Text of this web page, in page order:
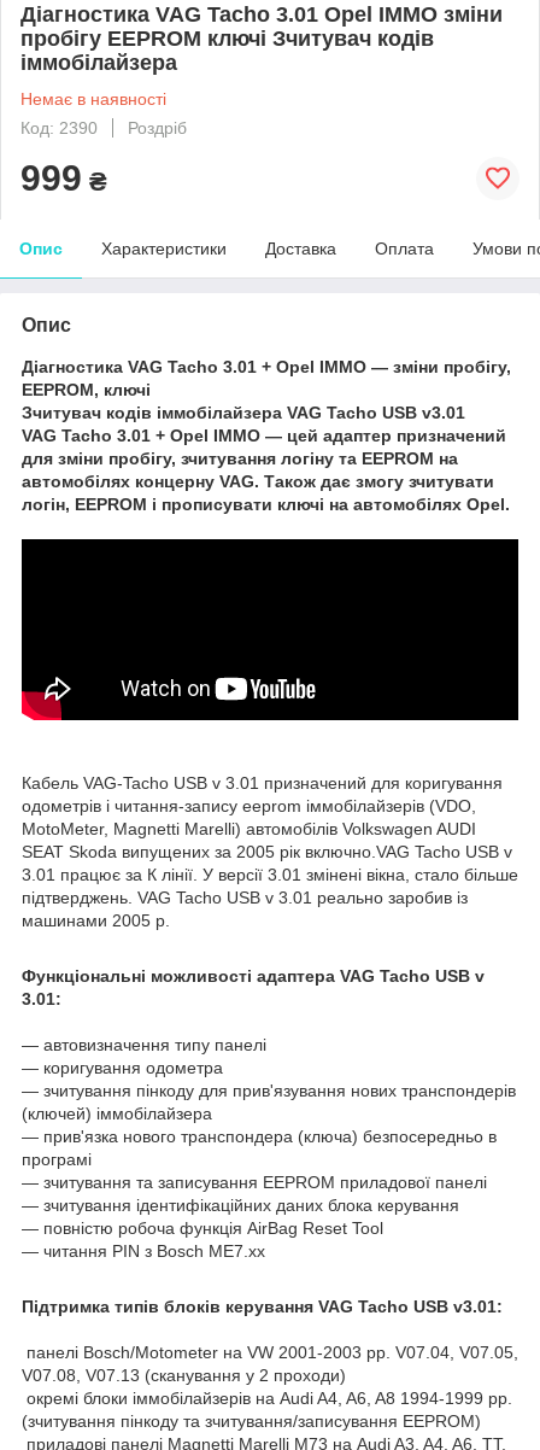
Діагностика VAG Tacho 3.01 Opel IMMO зміни
пробігу EEPROM ключі Зчитувач кодів
іммобілайзера
Немає в наявності
Код: 2390
Роздріб
999 ₴
Опис Характеристики Доставка Оплата Умови
Опис
Діагностика VAG Tacho 3.01 + Opel IMMO — зміни пробігу,
EEPROM, ключі
Зчитувач кодів іммобілайзера VAG Tacho USB v3.01
VAG Tacho 3.01 + Opel IMMO — цей адаптер призначений
для зміни пробігу, зчитування логіну та EEPROM на
автомобілях концерну VAG. Також дає змогу зчитувати
логін, EEPROM і прописувати ключі на автомобілях Opel.
Кабель VAG-Tacho USB v 3.01 призначений для коригування
одометрів і читання-запису eeprom іммобілайзерів (VDO,
MotoMeter, Magnetti Marelli) автомобілів Volkswagen AUDI
SEAT Skoda випущених за 2005 рік включно.VAG Tacho USB v
3.01 працює за К лінії. У версії 3.01 змінені вікна, стало більше
підтверджень. VAG Tacho USB v 3.01 реально заробив із
машинами 2005 р.
Функціональні можливості адаптера VAG Tacho USB v
3.01:
― автовизначення типу панелі
― коригування одометра
― зчитування пінкоду для прив'язування нових транспондерів
(ключей) іммобілайзера
— прив'язка нового транспондера (ключа) безпосередньо в
програмі
— зчитування та записування EEPROM приладової панелі
— зчитування ідентифікаційних даних блока керування
— повністю робоча функція AirBag Reset Tool
— читання PIN з Bosch ME7.xx
Підтримка типів блоків керування VAG Tacho USB v3.01:
панелі Bosch/Motometer на VW 2001-2003 рр. V07.04, V07.05,
V07.08, V07.13 (сканування у 2 проходи)
окремі блоки іммобілайзерів на Audi A4, A6, A8 1994-1999 рр.
(зчитування пінкоду та зчитування/записування EEPROM)
приладові панелі Magnetti Marelli M73 на Audi A3, A4, A6, TT,